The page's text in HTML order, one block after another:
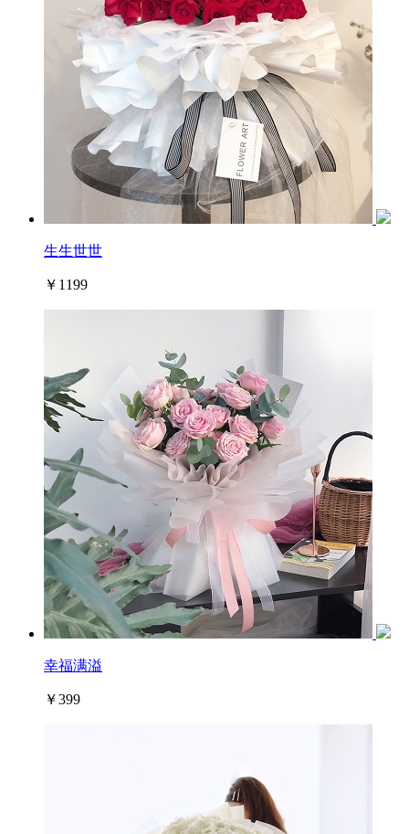
生生世世
￥1199
幸福满溢
￥399